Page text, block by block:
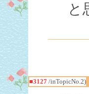
と
■3127/inTopicNo.2)